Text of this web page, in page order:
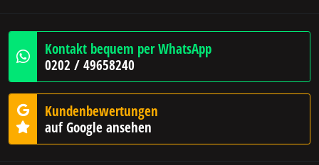
Kontakt bequem per WhatsApp
0202 / 49658240
Kundenbewertungen
auf Google ansehen